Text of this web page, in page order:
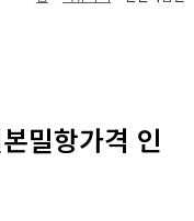
밀항가격 인